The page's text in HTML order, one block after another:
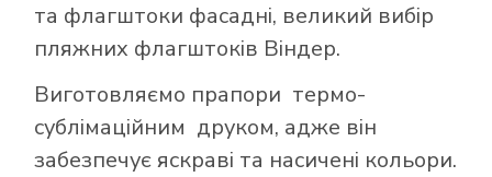
та флагштоки фасадні, великий вибір
пляжних флагштоків Віндер.
Виготовляємо прапори термо-
сублімаційним друком, адже він
забезпечує яскраві та насичені кольори.